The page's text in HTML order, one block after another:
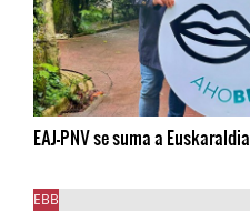
EAJ-PNV se suma a Euskaraldia
EBB